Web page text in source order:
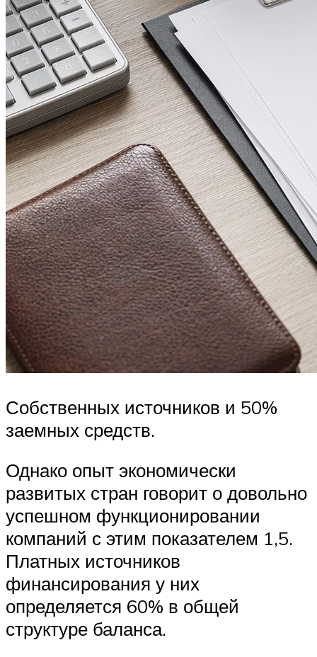
Собственных источников и 50%
заемных средств.
Однако опыт экономически
развитых стран говорит о довольно
успешном функционировании
компаний с этим показателем 1,5.
Платных источников
финансирования у них
определяется 60% в общей
структуре баланса.